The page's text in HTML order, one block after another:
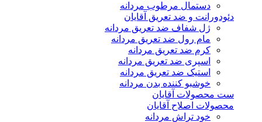
دستمال مرطوب مردانه
دئودورانت و ضد تعریق آقایان
ژل شفاف ضد تعریق مردانه
مام رول ضد تعریق مردانه
کرم ضد تعریق مردانه
اسپری ضد تعریق مردانه
استیک ضد تعریق مردانه
خوشبو کننده بدن مردانه
ست محصولات آقایان
محصولات اصلاح آقایان
خود تراش مردانه